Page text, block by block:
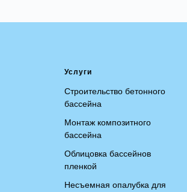
Услуги
Строительство бетонного
бассейна
Монтаж композитного
бассейна
Облицовка бассейнов
пленкой
Несъемная опалубка для